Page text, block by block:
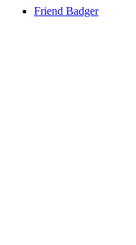
Friend Badger